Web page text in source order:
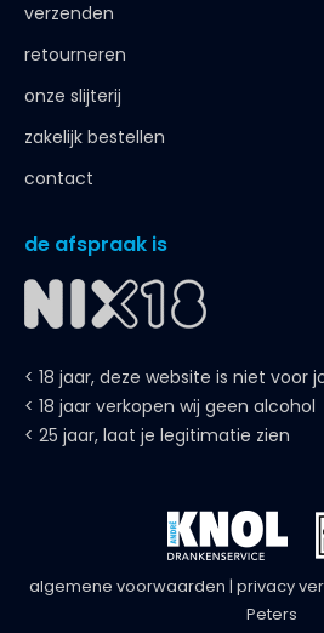
verzenden
retourneren
onze slijterij
zakelijk bestellen
contact
de afspraak is
< 18 jaar, deze website is niet voor
< 18 jaar verkopen wij geen alcohol
< 25 jaar, laat je legitimatie zien
algemene voorwaarden | privacy
Peters